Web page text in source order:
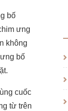
bố
ưng
không
bố
cuốc
từ trên